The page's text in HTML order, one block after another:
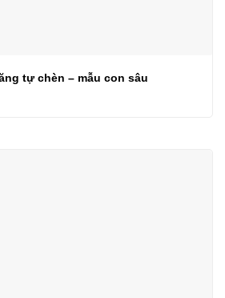
tự chèn – mẫu con sâu